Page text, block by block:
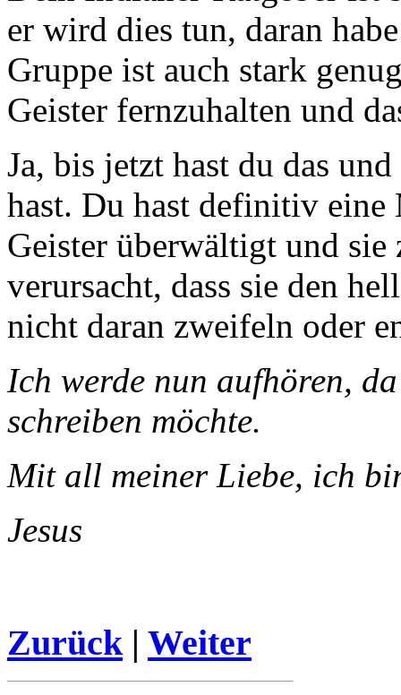
er wird dies tun, daran
Gruppe ist auch stark
Geister fernzuhalten und
Ja, bis jetzt hast du das
hast. Du hast definitiv eine
Geister überwältigt und
verursacht, dass sie den
nicht daran zweifeln oder
Ich werde nun aufhören,
schreiben möchte.
Mit all meiner Liebe, ich
Jesus
Zurück | Weiter